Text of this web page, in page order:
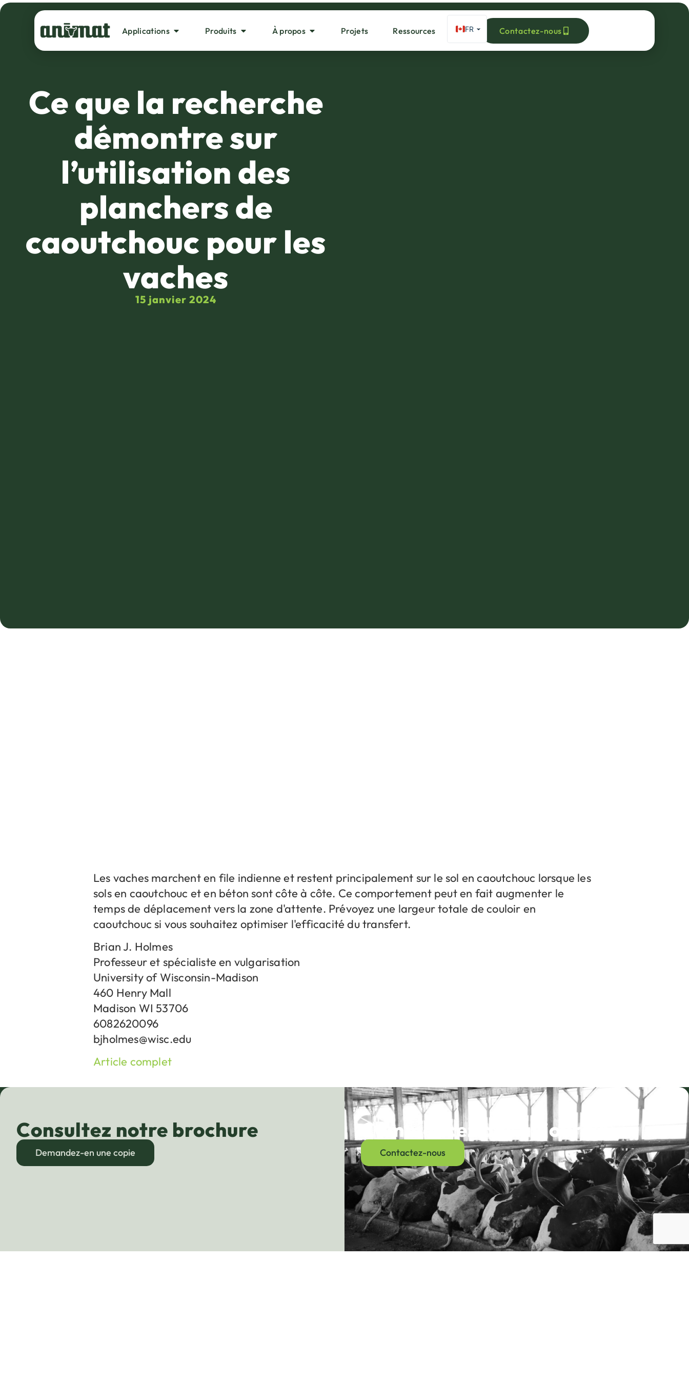
Applications Produits À propos Projets Ressources
FR
EN
Contactez-nous
Ce que la recherche
démontre sur
l’utilisation des
planchers de
caoutchouc pour les
vaches
15 janvier 2024
Les vaches marchent en file indienne et restent principalement sur le sol en caoutchouc lorsque les
sols en caoutchouc et en béton sont côte à côte. Ce comportement peut en fait augmenter le
temps de déplacement vers la zone d'attente. Prévoyez une largeur totale de couloir en
caoutchouc si vous souhaitez optimiser l'efficacité du transfert.
Brian J. Holmes
Professeur et spécialiste en vulgarisation
University of Wisconsin-Madison
460 Henry Mall
Madison WI 53706
6082620096
bjholmes@wisc.edu
Article complet
Consultez notre brochure
Demandez-en une copie
Commencez dès aujourd’hui
Contactez-nous